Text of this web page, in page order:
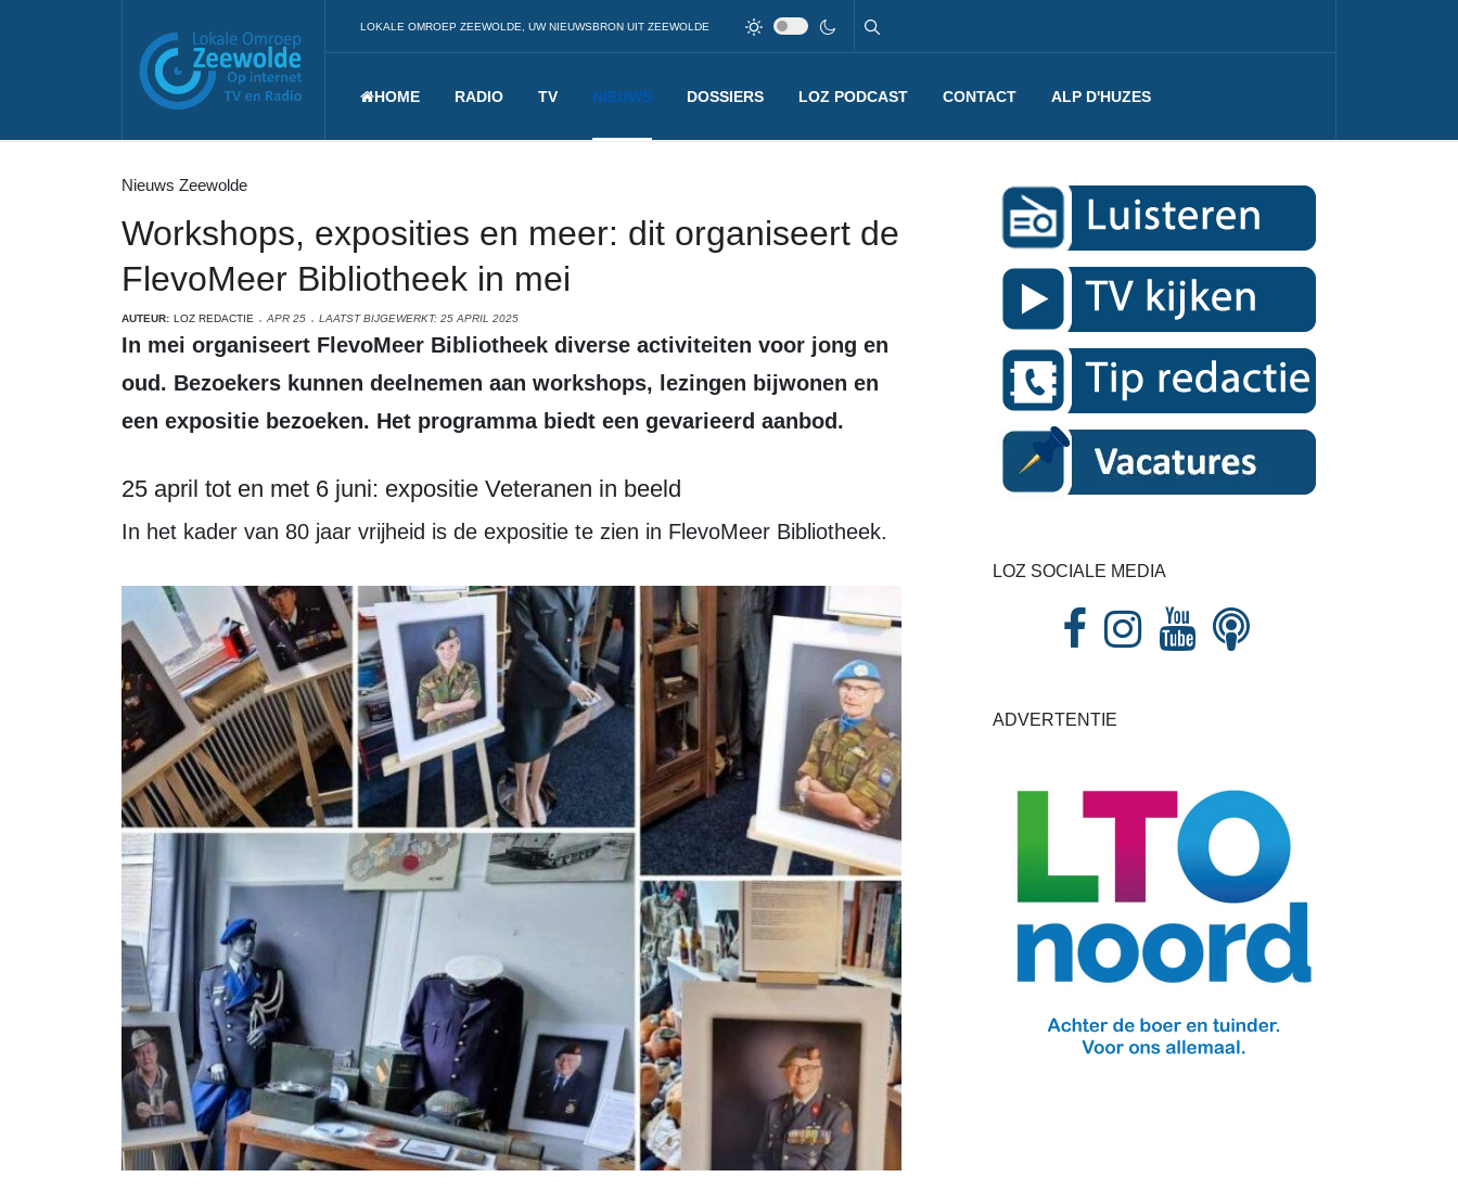
LOKALE OMROEP ZEEWOLDE, UW NIEUWSBRON UIT ZEEWOLDE
HOME RADIO TV NIEUWS DOSSIERS LOZ PODCAST CONTACT ALP D'HUZES
Nieuws Zeewolde
Workshops, exposities en meer: dit organiseert de
FlevoMeer Bibliotheek in mei
AUTEUR: LOZ REDACTIE APR 25 LAATST BIJGEWERKT: 25 APRIL 2025
In mei organiseert FlevoMeer Bibliotheek diverse activiteiten voor jong en
oud. Bezoekers kunnen deelnemen aan workshops, lezingen bijwonen en
een expositie bezoeken. Het programma biedt een gevarieerd aanbod.
25 april tot en met 6 juni: expositie Veteranen in beeld
In het kader van 80 jaar vrijheid is de expositie te zien in FlevoMeer Bibliotheek.
LOZ SOCIALE MEDIA
ADVERTENTIE